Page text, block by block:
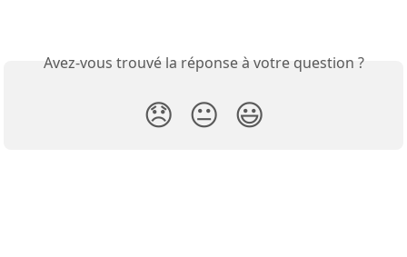
Avez-vous trouvé la réponse à votre question ?
😞 😐 😃